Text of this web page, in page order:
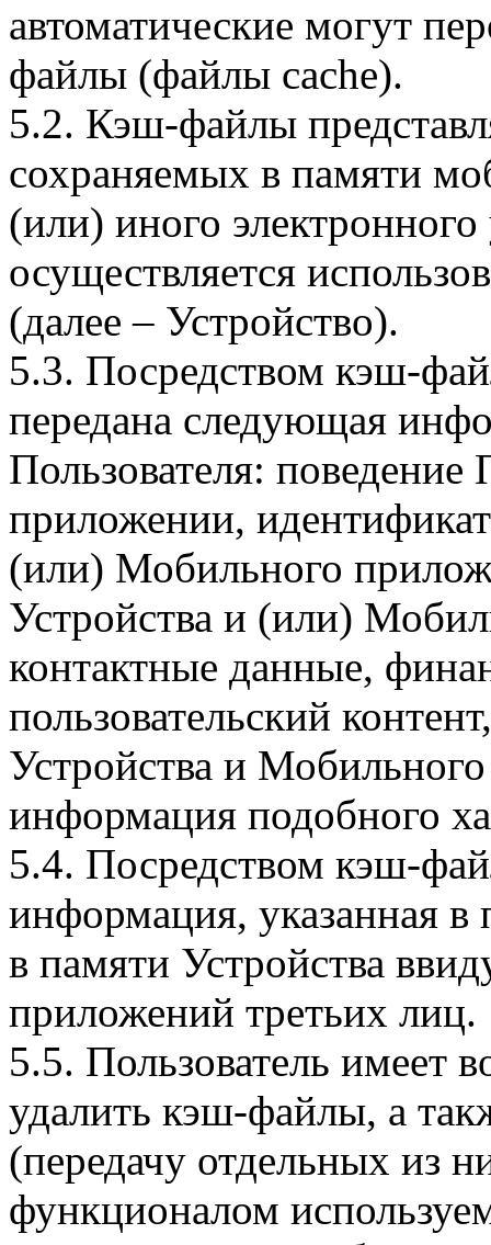
автоматические могут
файлы (файлы cache).
5.2. Кэш-файлы
сохраняемых в памяти
(или) иного электронного
осуществляется
(далее – Устройство).
5.3. Посредством кэш-
передана следующая
Пользователя:
приложении,
(или) Мобильного
Устройства и (или)
контактные данные,
пользовательский
Устройства и
информация подобного
5.4. Посредством кэш-
информация, указанная в
в памяти Устройства
приложений третьих лиц.
5.5. Пользователь имеет
удалить кэш-файлы, а
(передачу отдельных из
функционалом